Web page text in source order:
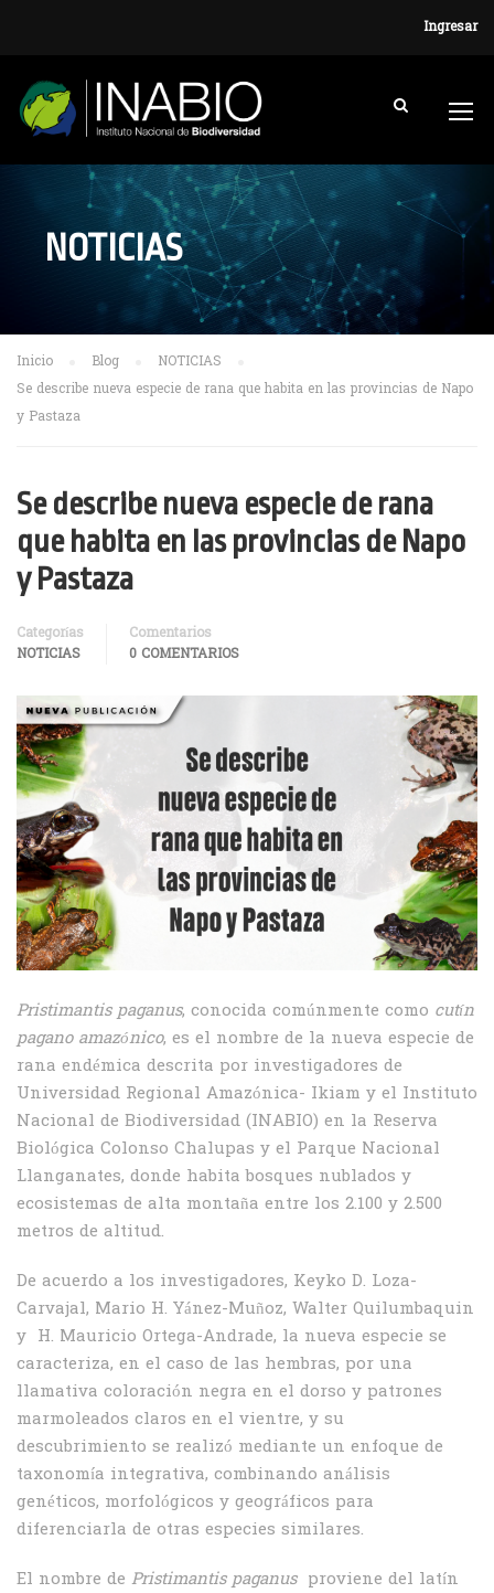
Ingresar
NOTICIAS
Inicio Blog
NOTICIAS
Se describe nueva especie de rana que habita en las provincias de Napo
y Pastaza
Se describe nueva especie de rana
que habita en las provincias de Napo
y Pastaza
Categorías
NOTICIAS
Comentarios
0 COMENTARIOS
Pristimantis paganus, conocida comúnmente como cutín
pagano amazónico, es el nombre de la nueva especie de
rana endémica descrita por investigadores de
Universidad Regional Amazónica- Ikiam y el Instituto
Nacional de Biodiversidad (INABIO) en la Reserva
Biológica Colonso Chalupas y el Parque Nacional
Llanganates, donde habita bosques nublados y
ecosistemas de alta montaña entre los 2.100 y 2.500
metros de altitud.
De acuerdo a los investigadores, Keyko D. Loza-
Carvajal, Mario H. Yánez-Muñoz, Walter Quilumbaquin
y H. Mauricio Ortega-Andrade, la nueva especie se
caracteriza, en el caso de las hembras, por una
llamativa coloración negra en el dorso y patrones
marmoleados claros en el vientre, y su
descubrimiento se realizó mediante un enfoque de
taxonomía integrativa, combinando análisis
genéticos, morfológicos y geográficos para
diferenciarla de otras especies similares.
El nombre de Pristimantis paganusproviene del latín